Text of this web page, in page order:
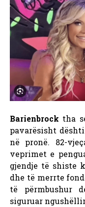
Barienbrock tha
pavarësisht
në pronë. 82-
veprimet e
gjendje të shiste
dhe të merrte
të përmbushur
siguruar